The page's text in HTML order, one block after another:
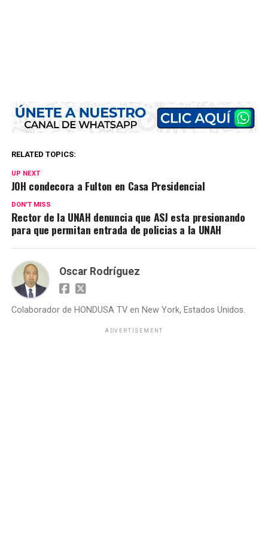
RELATED TOPICS:
UP NEXT
JOH condecora a Fulton en Casa Presidencial
DON'T MISS
Rector de la UNAH denuncia que ASJ esta presionando
para que permitan entrada de policias a la UNAH
Oscar Rodríguez
Colaborador de HONDUSA TV en New York, Estados Unidos.
ADVERTISEMENT